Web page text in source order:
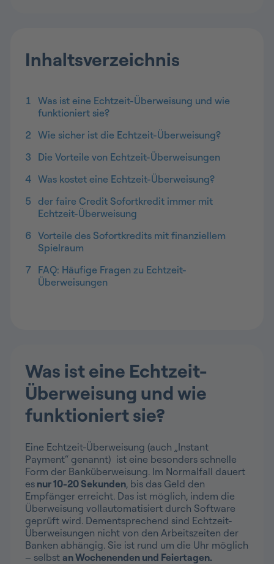
Inhaltsverzeichnis
1 Was ist eine Echtzeit-Überweisung und wie
funktioniert sie?
2 Wie sicher ist die Echtzeit-Überweisung?
3
Die Vorteile von Echtzeit-Überweisungen
4 Was kostet eine Echtzeit-Überweisung?
5 der faire Credit Sofortkredit immer mit
Echtzeit-Überweisung
6 Vorteile des Sofortkredits mit finanziellem
Spielraum
7
FAQ: Häufige Fragen zu Echtzeit-
Überweisungen
Was ist eine Echtzeit-
Überweisung und wie
funktioniert sie?
Eine Echtzeit-Überweisung (auch „Instant
Payment“ genannt) ist eine besonders schnelle
Form der Banküberweisung. Im Normalfall dauert
es nur 10-20 Sekunden, bis das Geld den
Empfänger erreicht. Das ist möglich, indem die
Überweisung vollautomatisiert durch Software
geprüft wird. Dementsprechend sind Echtzeit-
Überweisungen nicht von den Arbeitszeiten der
Banken abhängig. Sie ist rund um die Uhr möglich
– selbst an Wochenenden und Feiertagen.